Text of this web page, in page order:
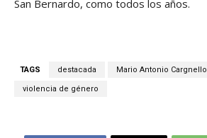
San Bernardo, como todos los años.
TAGS destacada Mario Antonio Cargnello
violencia de género